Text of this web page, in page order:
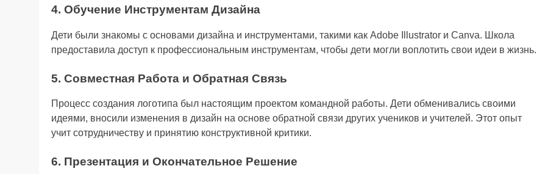
4. Обучение Инструментам Дизайна
Дети были знакомы с основами дизайна и инструментами, такими как Adobe Illustrator и Canva. Школа
предоставила доступ к профессиональным инструментам, чтобы дети могли воплотить свои идеи в жизнь.
5. Совместная Работа и Обратная Связь
Процесс создания логотипа был настоящим проектом командной работы. Дети обменивались своими
идеями, вносили изменения в дизайн на основе обратной связи других учеников и учителей. Этот опыт
учит сотрудничеству и принятию конструктивной критики.
6. Презентация и Окончательное Решение